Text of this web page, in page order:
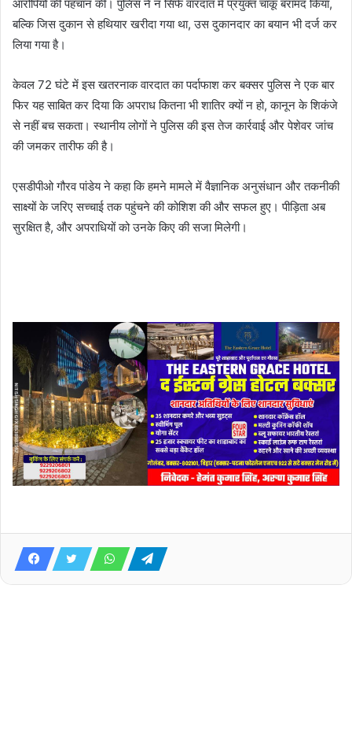
आरोपियों की पहचान की। पुलिस ने न सिर्फ वारदात में प्रयुक्त चाकू बरामद किया,
बल्कि जिस दुकान से हथियार खरीदा गया था, उस दुकानदार का बयान भी दर्ज कर
लिया गया है।
केवल 72 घंटे में इस खतरनाक वारदात का पर्दाफाश कर बक्सर पुलिस ने एक बार
फिर यह साबित कर दिया कि अपराध कितना भी शातिर क्यों न हो, कानून के शिकंजे
से नहीं बच सकता। स्थानीय लोगों ने पुलिस की इस तेज कार्रवाई और पेशेवर जांच
की जमकर तारीफ की है।
एसडीपीओ गौरव पांडेय ने कहा कि हमने मामले में वैज्ञानिक अनुसंधान और तकनीकी
साक्ष्यों के जरिए सच्चाई तक पहुंचने की कोशिश की और सफल हुए। पीड़िता अब
सुरक्षित है, और अपराधियों को उनके किए की सजा मिलेगी।